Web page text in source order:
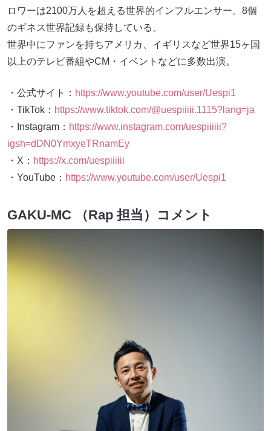
のギネス世界記録も保持している。
世界中にファンを持ちアメリカ、イギリスなど世界15ヶ国
以上のテレビ番組やCM・イベントなどに多数出演。
・TikTok：
https://www.tiktok.com/@uespiiiii.1115?lang=ja
・Instagram：https://www.instagram.com/uespiiiiii?
igsh=dDN0YmxyeTRnamEy
・X：https://x.com/uespiiiiii
・YouTube：https://www.youtube.com/user/Uespi1